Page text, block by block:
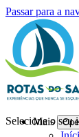
Passar para a
Mais
Selecione o seu